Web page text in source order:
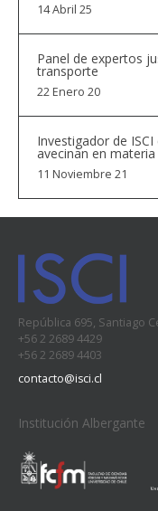
14 Abril 25
Panel de expertos
transporte
22 Enero 20
Investigador de
avecinan en materia
11 Noviembre 21
República 695, Santiago
+56 2 2689 4429
+56 2 2689 4403
contacto@isci.cl
Institución Albergante